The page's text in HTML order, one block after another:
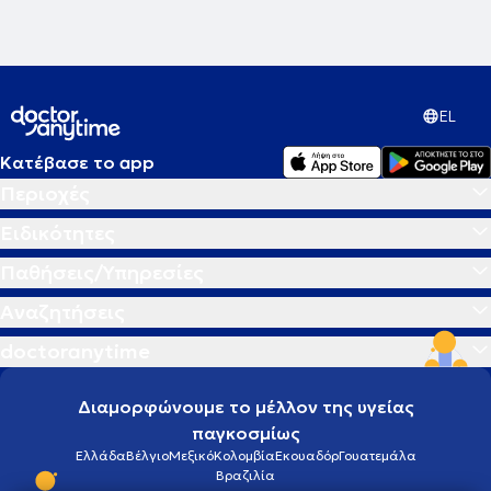
EL
Κατέβασε το app
Διαμορφώνουμε το μέλλον της υγείας
παγκοσμίως
ΕλλάδαΒέλγιοΜεξικόΚολομβίαΕκουαδόρΓουατεμάλα
Βραζιλία